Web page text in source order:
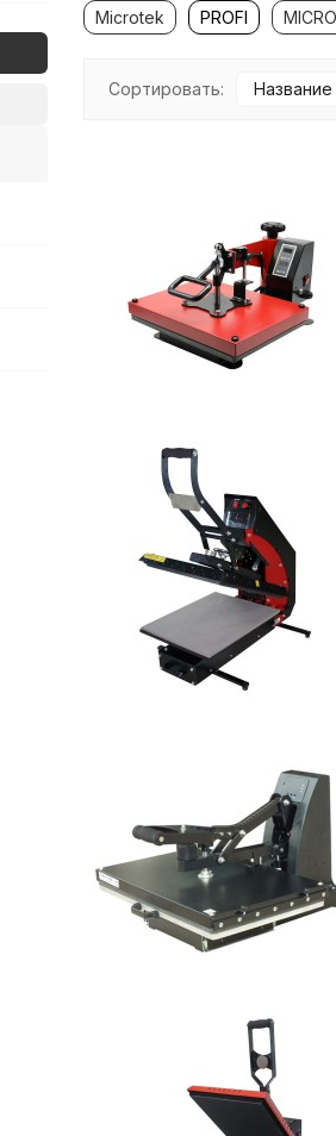
Microtek PROFI
Сортировать: Название